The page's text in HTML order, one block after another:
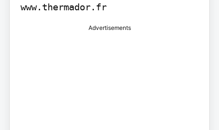
www.thermador.fr
Advertisements